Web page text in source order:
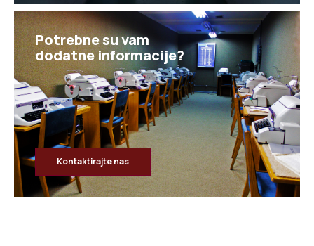
Potrebne su vam
dodatne informacije?
Kontaktirajte nas